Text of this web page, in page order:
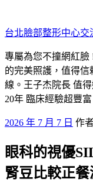
至
主
要
內
容
台北臉部整形中心交
專屬為您不撞網紅臉
的完美照護，值得信
線。王子杰院長 值
20年 臨床經驗超豐富
發
於
2026 年 7 月 7 日 作
眼科的視優
腎豆比較正餐